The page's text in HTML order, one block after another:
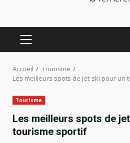
MENU
Accueil
Tourisme
Les meilleurs spots de jet-ski pour un
Tourisme
Les meilleurs spots de
tourisme sportif